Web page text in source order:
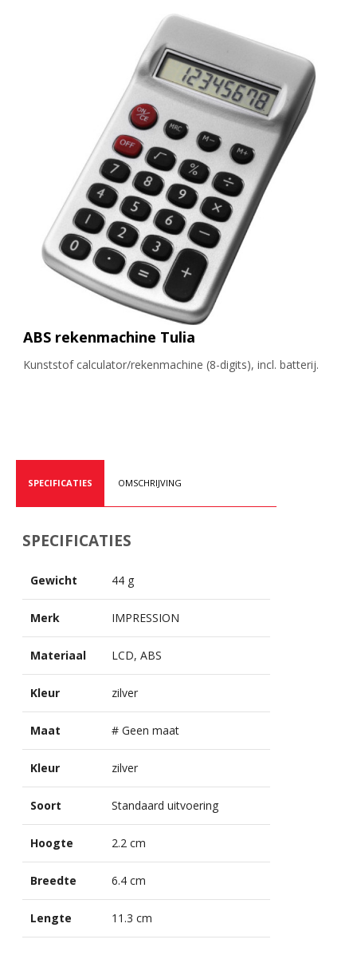
ABS rekenmachine Tulia
Kunststof calculator/rekenmachine (8-digits), incl. batterij.
SPECIFICATIES OMSCHRIJVING
SPECIFICATIES
Gewicht 44 g
Merk IMPRESSION
Materiaal LCD, ABS
Kleur zilver
Maat # Geen maat
Kleur zilver
Soort Standaard uitvoering
Hoogte 2.2 cm
Breedte 6.4 cm
Lengte 11.3 cm